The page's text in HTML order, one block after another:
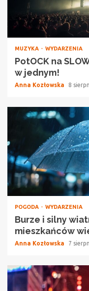
MUZYKA WYDARZENIA
PotOCK na
w jednym!
Anna Kozłowska 8
POGODA WYDARZENIA
Burze i silny
mieszkańców
Anna Kozłowska 7